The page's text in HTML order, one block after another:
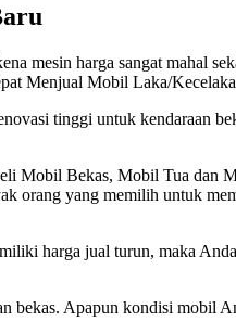
mesin harga sangat mahal
Menjual Mobil Laka/
tinggi untuk kendaraan
Bekas, Mobil Tua dan
orang yang memilih untuk
harga jual turun, maka
bekas. Apapun kondisi mobil